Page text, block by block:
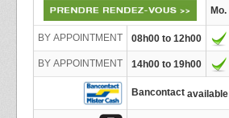
Mo.
BY APPOINTMENT 08h00 to 12h00
BY APPOINTMENT 14h00 to 19h00
Bancontact available